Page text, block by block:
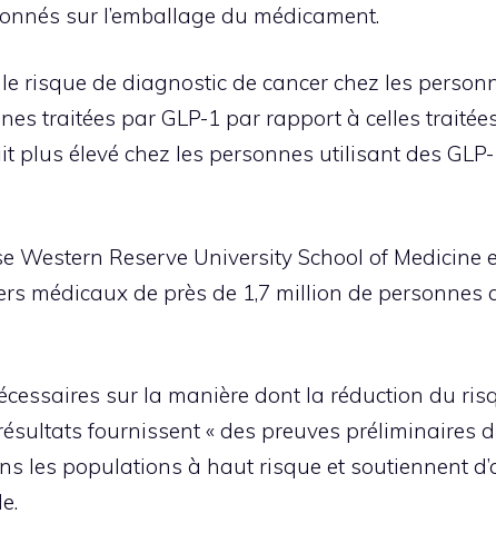
sur l’emballage du médicament.
risque de diagnostic de cancer chez les
traitées par GLP-1 par rapport à celles
élevé chez les personnes utilisant des
Western Reserve University School of Medicine
médicaux de près de 1,7 million de personnes
sur la manière dont la réduction du
fournissent « des preuves préliminaires
les populations à haut risque et soutiennent